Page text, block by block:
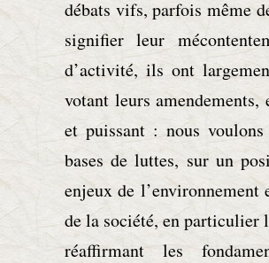
débats vifs, parfois même
signifier leur
d’activité, ils ont
votant leurs
et puissant : nous
bases de luttes, sur un
enjeux de
de la société, en particulier
réaffirmant les